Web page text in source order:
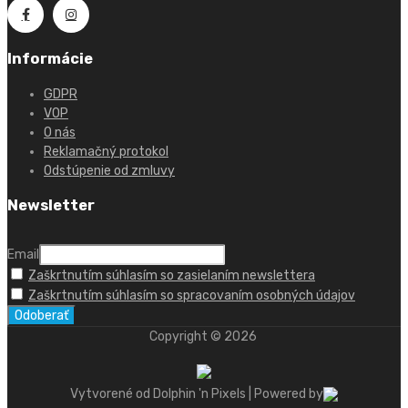
Informácie
GDPR
VOP
O nás
Reklamačný protokol
Odstúpenie od zmluvy
Newsletter
Email
Zaškrtnutím súhlasím so zasielaním newslettera
Zaškrtnutím súhlasím so spracovaním osobných údajov
Copyright © 2026
Vytvorené od Dolphin 'n Pixels | Powered by